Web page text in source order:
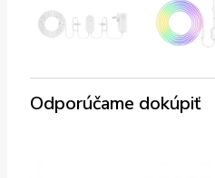
Odporúčame dokúpiť